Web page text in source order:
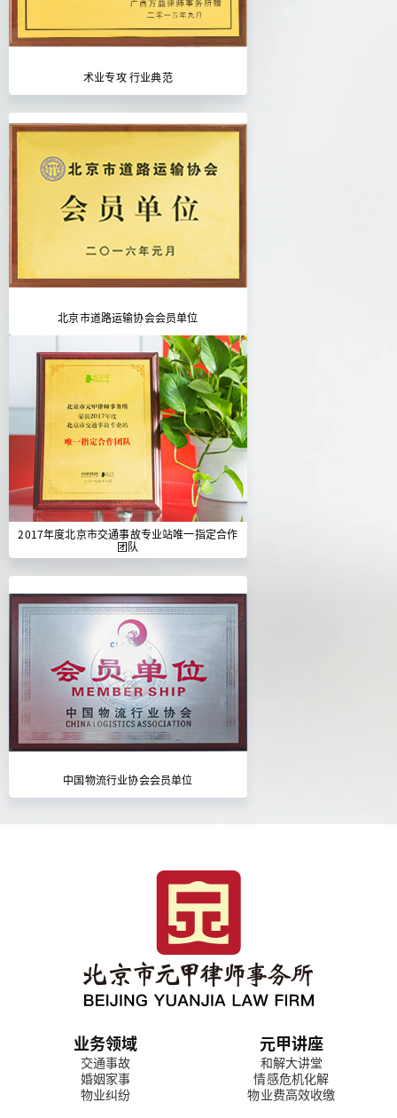
术业专攻 行业典范
北京市道路运输协会会员单位
2017年度北京市交通事故专业站唯一指定合作
团队
中国物流行业协会会员单位
业务领域
交通事故
婚姻家事
物业纠纷
元甲讲座
和解大讲堂
情感危机化解
物业费高效收缴